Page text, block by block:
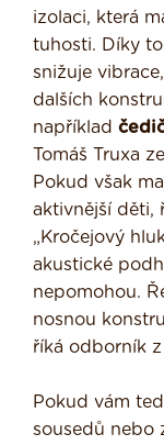
izolaci, která
tuhosti. Díky
snižuje
dalších
například
Tomáš Truxa
Pokud však
aktivnější děti,
„Kročejový
akustické
nepomohou.
nosnou
říká odborník z
Pokud vám
sousedů nebo